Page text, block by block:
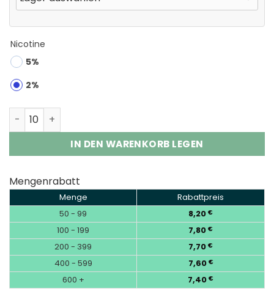
Nicotine
5%
2%
Happ Bar CK40000 40K Puffs Disposable Vape
IN DEN WARENKORB LEGEN
Mengenrabatt
Menge
Rabattpreis
50 - 99
8,20 €
100 - 199 7,80 €
200 - 399 7,70 €
400 - 599 7,60 €
600 + 7,40 €